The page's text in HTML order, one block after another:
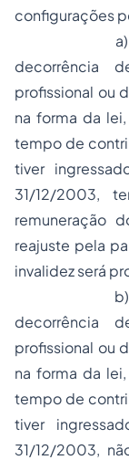
configurações
a) se a
decorrência
profissional ou
na forma da
tempo de
tiver
31/12/2003,
remuneração
reajuste pela
invalidez será
b) se a
decorrência
profissional ou
na forma da
tempo de
tiver
31/12/2003,